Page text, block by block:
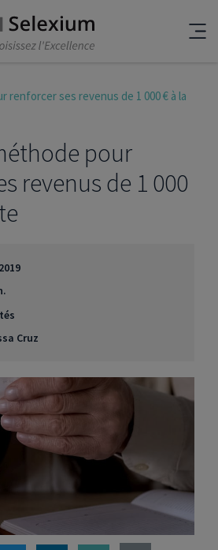
renforcer ses revenus de 1 000 € à la
pour
revenus de 1 000
Cruz